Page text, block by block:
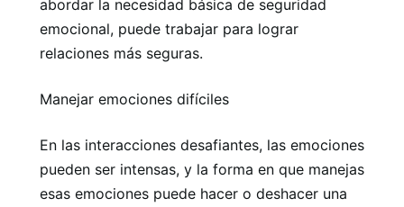
abordar la necesidad básica de seguridad
emocional, puede trabajar para lograr
relaciones más seguras.
Manejar emociones difíciles
En las interacciones desafiantes, las emociones
pueden ser intensas, y la forma en que manejas
esas emociones puede hacer o deshacer una